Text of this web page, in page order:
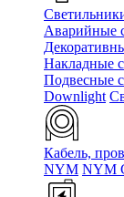
Аварийные
Накладные
Подвесные
Downlight
Кабель,
NYM NYM